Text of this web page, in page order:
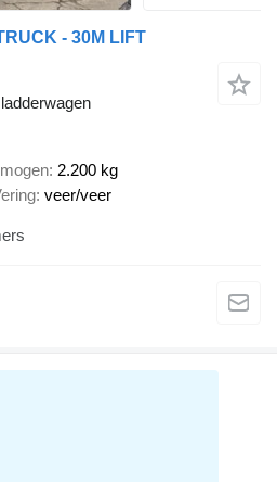
- 30M LIFT
2.200 kg
veer/veer